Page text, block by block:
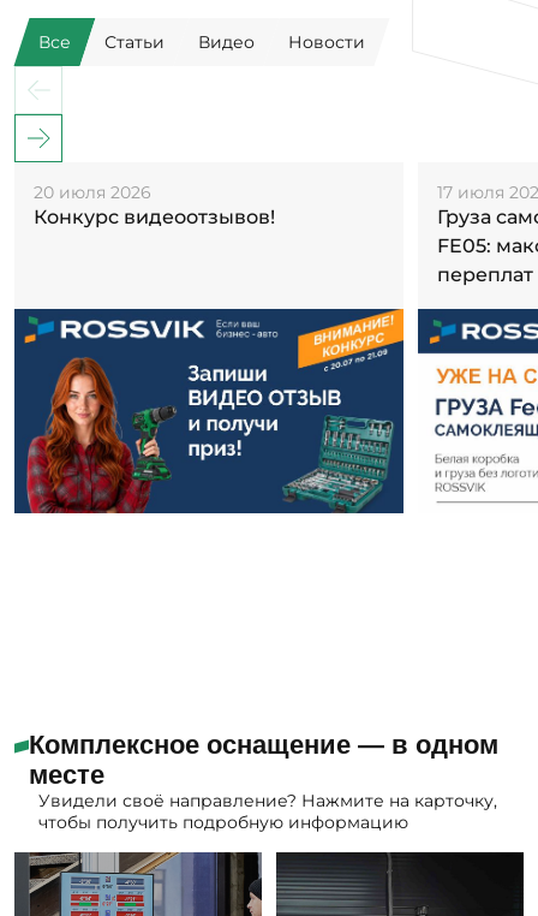
Все Статьи Видео Новости
20 июля 2026
Конкурс видеоотзывов!
17 июля
Груза
FE05:
переплат
Комплексное оснащение — в одном
месте
Увидели своё направление? Нажмите на карточку,
чтобы получить подробную информацию